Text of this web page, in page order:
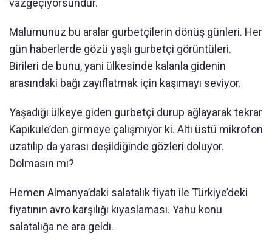
vazgeçiyorsundur.
Malumunuz bu aralar gurbetçilerin dönüş günleri. Her
gün haberlerde gözü yaşlı gurbetçi görüntüleri.
Birileri de bunu, yani ülkesinde kalanla gidenin
arasındaki bağı zayıflatmak için kaşımayı seviyor.
Yaşadığı ülkeye giden gurbetçi durup ağlayarak tekrar
Kapıkule’den girmeye çalışmıyor ki. Altı üstü mikrofon
uzatılıp da yarası deşildiğinde gözleri doluyor.
Dolmasın mı?
Hemen Almanya’daki salatalık fiyatı ile Türkiye’deki
fiyatının avro karşılığı kıyaslaması. Yahu konu
salatalığa ne ara geldi.